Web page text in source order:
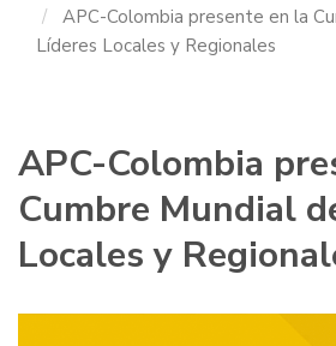
APC-Colombia presente en la
Líderes Locales y Regionales
APC-Colombia
Cumbre Mundial
Locales y